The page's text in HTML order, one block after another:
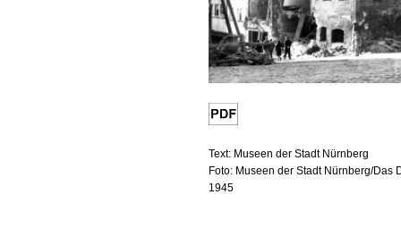
Text: Museen der Stadt Nürnberg
Foto: Museen der Stadt Nürnberg/Das
1945